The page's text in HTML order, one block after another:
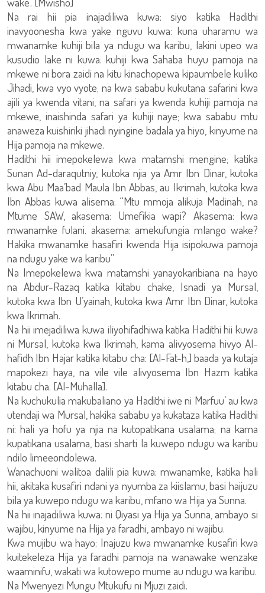
Na rai hii pia inajadiliwa kuwa: siyo katika Hadithi
inavyoonesha kwa yake nguvu kuwa: kuna uharamu wa
mwanamke kuhiji bila ya ndugu wa karibu, lakini upeo wa
kusudio lake ni kuwa: kuhiji kwa Sahaba huyu pamoja na
mkewe ni bora zaidi na kitu kinachopewa kipaumbele kuliko
Jihadi, kwa vyo vyote; na kwa sababu kukutana safarini kwa
ajili ya kwenda vitani, na safari ya kwenda kuhiji pamoja na
mkewe, inaishinda safari ya kuhiji naye; kwa sababu mtu
anaweza kuishiriki jihadi nyingine badala ya hiyo, kinyume na
Hija pamoja na mkewe.
Hadithi hii imepokelewa kwa matamshi mengine; katika
Sunan Ad-daraqutniy, kutoka njia ya Amr Ibn Dinar, kutoka
kwa Abu Maa’bad Maula Ibn Abbas, au Ikrimah, kutoka kwa
Ibn Abbas kuwa alisema: “Mtu mmoja alikuja Madinah, na
Mtume SAW, akasema: Umefikia wapi? Akasema: kwa
mwanamke fulani. akasema: amekufungia mlango wake?
Hakika mwanamke hasafiri kwenda Hija isipokuwa pamoja
na ndugu yake wa karibu”
Na Imepokelewa kwa matamshi yanayokaribiana na hayo
na Abdur-Razaq katika kitabu chake, Isnadi ya Mursal,
kutoka kwa Ibn U’yainah, kutoka kwa Amr Ibn Dinar, kutoka
kwa Ikrimah.
Na hii imejadiliwa kuwa iliyohifadhiwa katika Hadithi hii kuwa
ni Mursal, kutoka kwa Ikrimah, kama alivyosema hivyo Al-
hafidh Ibn Hajar katika kitabu cha: [Al-Fat-h,] baada ya kutaja
mapokezi haya, na vile vile alivyosema Ibn Hazm katika
kitabu cha: [Al-Muhalla].
Na kuchukulia makubaliano ya Hadithi iwe ni Marfuu’ au kwa
utendaji wa Mursal, hakika sababu ya kukataza katika Hadithi
ni: hali ya hofu ya njia na kutopatikana usalama; na kama
kupatikana usalama, basi sharti la kuwepo ndugu wa karibu
ndilo limeeondolewa.
Wanachuoni walitoa dalili pia kuwa: mwanamke, katika hali
hii, akitaka kusafiri ndani ya nyumba za kiislamu, basi haijuzu
bila ya kuwepo ndugu wa karibu, mfano wa Hija ya Sunna.
Na hii inajadiliwa kuwa: ni Qiyasi ya Hija ya Sunna, ambayo si
wajibu, kinyume na Hija ya faradhi, ambayo ni wajibu.
Kwa mujibu wa hayo: Inajuzu kwa mwanamke kusafiri kwa
kuitekeleza Hija ya faradhi pamoja na wanawake wenzake
waaminifu, wakati wa kutowepo mume au ndugu wa karibu.
Na Mwenyezi Mungu Mtukufu ni Mjuzi zaidi.